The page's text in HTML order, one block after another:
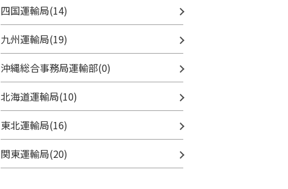
四国運輸局(14)
九州運輸局(19)
沖縄総合事務局運輸部(0)
北海道運輸局(10)
東北運輸局(16)
関東運輸局(20)